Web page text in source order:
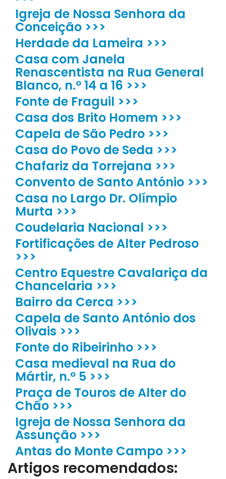
Igreja de Nossa Senhora da
Conceição >>>
Herdade da Lameira >>>
Casa com Janela
Renascentista na Rua General
Blanco, n.º 14 a 16 >>>
Fonte de Fraguil >>>
Casa dos Brito Homem >>>
Capela de São Pedro >>>
Casa do Povo de Seda >>>
Chafariz da Torrejana >>>
Convento de Santo António >>>
Casa no Largo Dr. Olímpio
Murta >>>
Coudelaria Nacional >>>
Fortificações de Alter Pedroso
>>>
Centro Equestre Cavalariça da
Chancelaria >>>
Bairro da Cerca >>>
Capela de Santo António dos
Olivais >>>
Fonte do Ribeirinho >>>
Casa medieval na Rua do
Mártir, n.º 5 >>>
Praça de Touros de Alter do
Chão >>>
Igreja de Nossa Senhora da
Assunção >>>
Antas do Monte Campo >>>
Artigos recomendados: